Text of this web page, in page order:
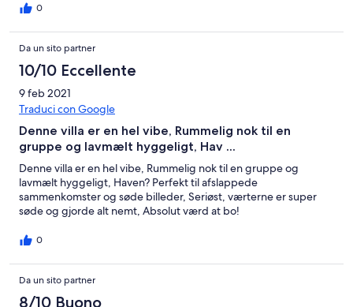
0
Da un sito partner
10/10 Eccellente
9 feb 2021
Traduci con Google
Denne villa er en hel vibe, Rummelig nok til en
gruppe og lavmælt hyggeligt, Hav ...
Denne villa er en hel vibe, Rummelig nok til en gruppe og
lavmælt hyggeligt, Haven? Perfekt til afslappede
sammenkomster og søde billeder, Seriøst, værterne er super
søde og gjorde alt nemt, Absolut værd at bo!
0
Da un sito partner
8/10 Buono